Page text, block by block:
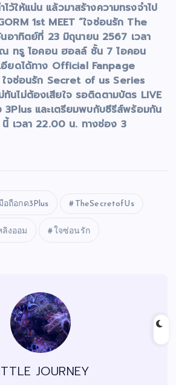
ว้ให้แน่น แล้วมาสร้างความทรงจำไป
1st MEET “ใจซ่อนรัก The
อาทิตย์ที่ 23 มิถุนายน 2567 เวลา
ทรู ไอคอน ฮอลล์ ชั้น 7 ไอคอน
อียดได้ทาง Official Fanpage
จซ่อนรัก Secret of us Series
ทันไม่ต้องเสียใจ รอติดตามบัตร LIVE
3Plus และเตรียมพบกับซีรีส์พร้อมกัน
เวลา 22.00 น. ทางช่อง 3
ถือกด3Plus TheSecretofUs
ลิงออม ใจซ่อนรัก
JOURNEY